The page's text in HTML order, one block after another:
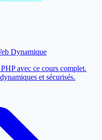
Dynamique
avec ce cours complet.
et sécurisés.